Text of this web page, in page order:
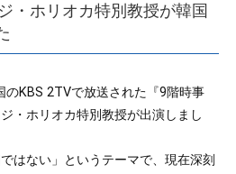
・ホリオカ特別教授が韓国
のKBS 2TVで放送された『9階時事
・ホリオカ特別教授が出演しまし
はない」というテーマで、現在深刻